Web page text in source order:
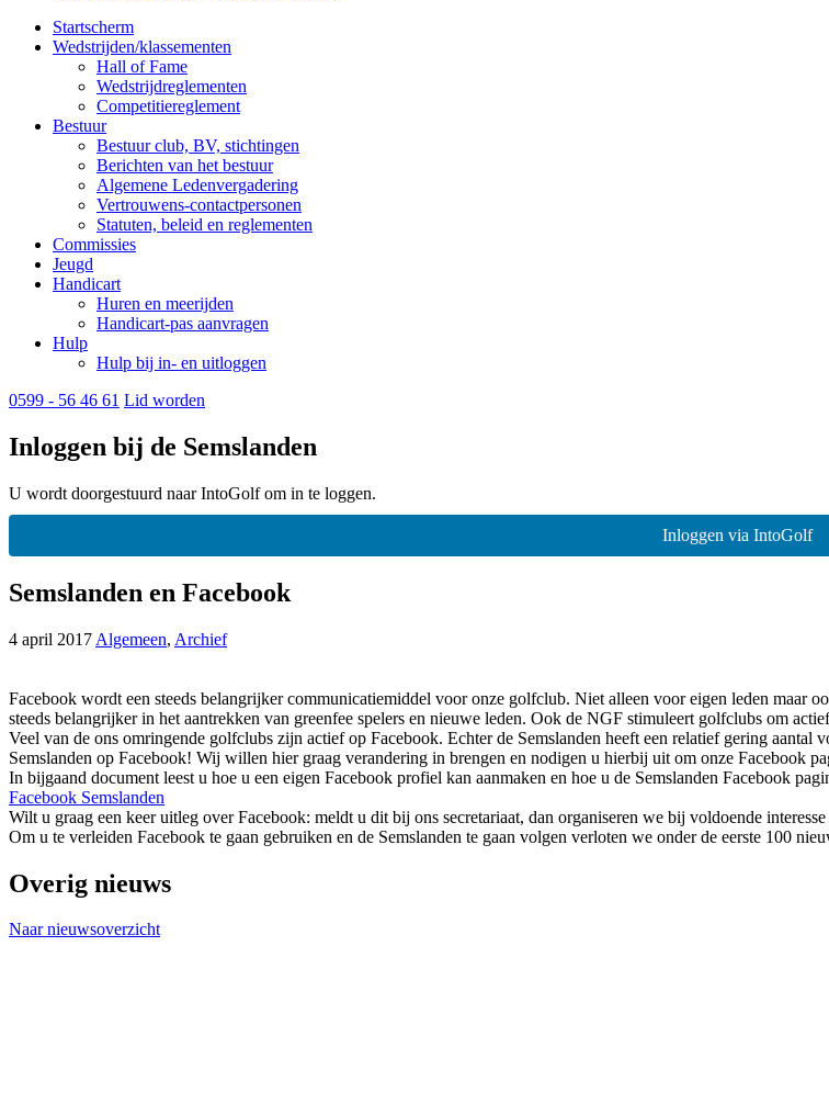
Startscherm
Wedstrijden/klassementen
Hall of Fame
Wedstrijdreglementen
Competitiereglement
Bestuur
Bestuur club, BV, stichtingen
Berichten van het bestuur
Algemene Ledenvergadering
Vertrouwens-contactpersonen
Statuten, beleid en reglementen
Commissies
Jeugd
Handicart
Huren en meerijden
Handicart-pas aanvragen
Hulp
Hulp bij in- en uitloggen
0599 - 56 46 61 Lid worden
Inloggen bij de Semslanden
U wordt doorgestuurd naar IntoGolf om in te loggen.
Inloggen via IntoGolf
Semslanden en Facebook
4 april 2017 Algemeen, Archief
Facebook wordt een steeds belangrijker communicatiemiddel voor onze golfclub. Niet alleen voor eigen leden maar
steeds belangrijker in het aantrekken van greenfee spelers en nieuwe leden. Ook de NGF stimuleert golfclubs om
Veel van de ons omringende golfclubs zijn actief op Facebook. Echter de Semslanden heeft een relatief gering aantal
Semslanden op Facebook! Wij willen hier graag verandering in brengen en nodigen u hierbij uit om onze Facebook
In bijgaand document leest u hoe u een eigen Facebook profiel kan aanmaken en hoe u de Semslanden Facebook
Facebook Semslanden
Wilt u graag een keer uitleg over Facebook: meldt u dit bij ons secretariaat, dan organiseren we bij voldoende
Om u te verleiden Facebook te gaan gebruiken en de Semslanden te gaan volgen verloten we onder de eerste 100
Overig nieuws
Naar nieuwsoverzicht